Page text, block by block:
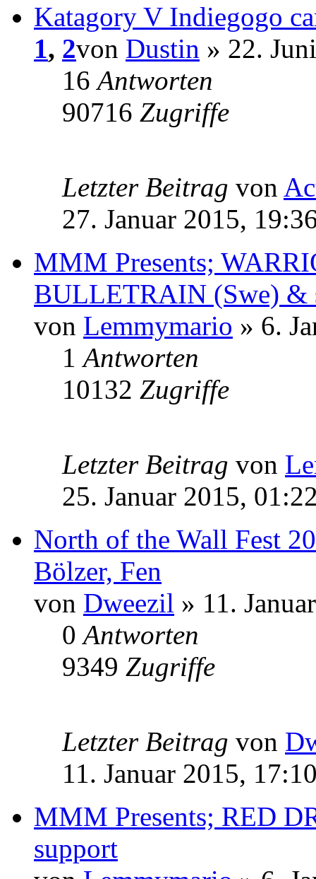
Katagory V Indiegogo
1, 2von Dustin » 22.
16Antworten
90716 Zugriffe
Letzter Beitrag von
27. Januar 2015,
MMM Presents;
BULLETRAIN (Swe) &
von Lemmymario » 6.
1Antworten
10132 Zugriffe
Letzter Beitrag von
25. Januar 2015,
North of the Wall Fest
Bölzer, Fen
von Dweezil » 11.
0Antworten
9349 Zugriffe
Letzter Beitrag von
11. Januar 2015,
MMM Presents; RED
support